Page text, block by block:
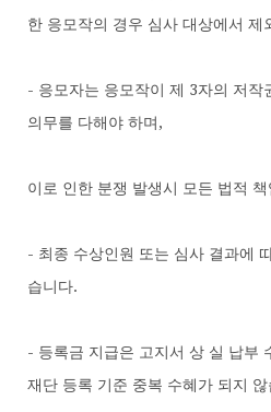
한 응모작의 경우 심사 대상에서 제
- 응모자는 응모작이 제 3자의 저작
의무를 다해야 하며,
이로 인한 분쟁 발생시 모든 법적
- 최종 수상인원 또는 심사 결과에
습니다.
- 등록금 지급은 고지서 상 실 납부
재단 등록 기준 중복 수혜가 되지 않